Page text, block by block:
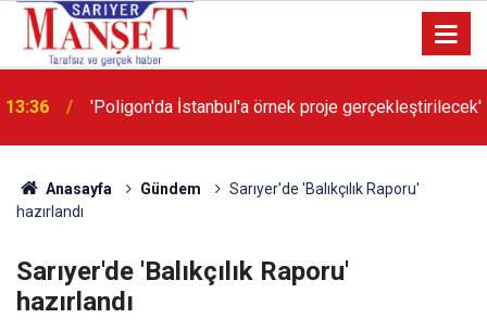
13:36 'Poligon'da İstanbul'a örnek proje gerçekleştirilecek'
Anasayfa Gündem
Sarıyer'de 'Balıkçılık Raporu'
hazırlandı
Sarıyer'de 'Balıkçılık Raporu'
hazırlandı